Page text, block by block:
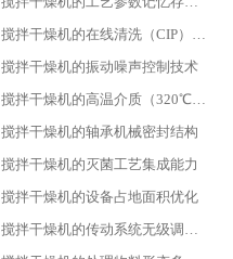
搅拌干燥机的在线清洗（CIP）功能
搅拌干燥机的振动噪声控制技术
搅拌干燥机的高温介质（320℃）耐受性
搅拌干燥机的轴承机械密封结构
搅拌干燥机的灭菌工艺集成能力
搅拌干燥机的设备占地面积优化
搅拌干燥机的传动系统无级调速功能